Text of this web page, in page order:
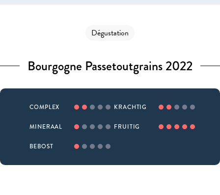
Dégustation
Bourgogne Passetoutgrains 2022
COMPLEX KRACHTIG
MINERAAL FRUITIG
BEBOST